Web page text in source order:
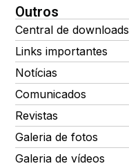
Outros
Central de downloads
Links importantes
Notícias
Comunicados
Revistas
Galeria de fotos
Galeria de vídeos